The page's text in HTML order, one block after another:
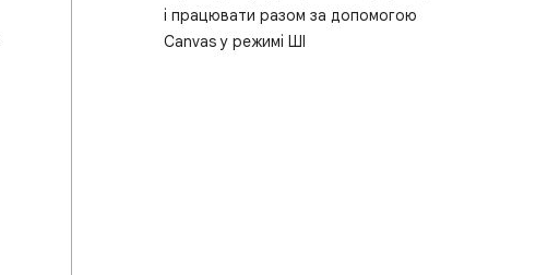
і працювати разом за допомогою
Canvas у режимі ШІ